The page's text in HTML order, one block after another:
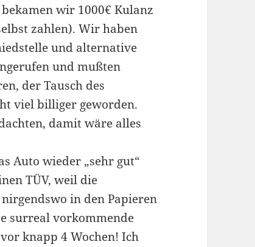
wir 1000€ Kulanz
zahlen). Wir haben
und alternative
und mußten
der Tausch des
viel billiger geworden.
damit wäre alles
Auto wieder „sehr gut“
TÜV, weil die
in den Papieren
surreal vorkommende
knapp 4 Wochen! Ich